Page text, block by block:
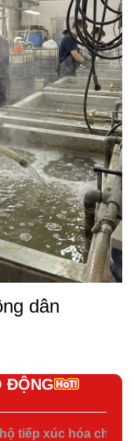
dân
ĐỘNG
tiếp xúc hóa chất